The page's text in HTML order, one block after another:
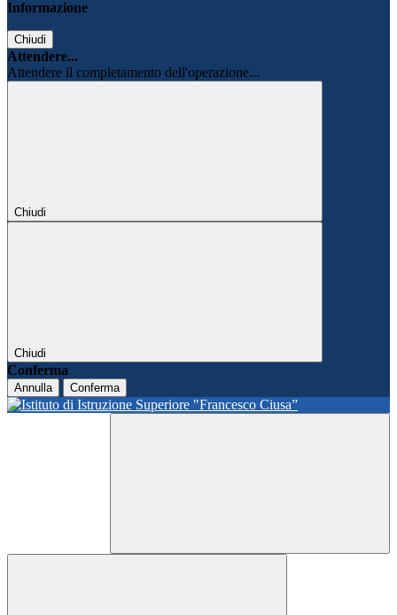
Informazione
Chiudi
Attendere...
Attendere il completamento dell'operazione...
Chiudi
Chiudi
Conferma
Annulla Conferma